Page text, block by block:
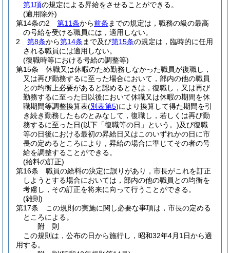
第1項の規定による昇給をさせることができる。
(適用除外)
第14条の2
第11条から前条 までの規定は，職務の級の最高
の号給を受ける職員には，適用しない。
2
第8条から第14条 まで及び第15条の規定は，臨時的に任用
される職員には適用しない。
(復職時等における号給の調整等)
第15条
休職又は休暇のため勤務しなかった職員が復職し，
又は再び勤務するに至った場合において，部内の他の職員
との均衡上必要があると認めるときは，復職し，又は再び
勤務するに至った日以後において休職又は休暇の期間を休
職期間等調整換算表(別表第5)により換算して得た期間を引
き続き勤務したものとみなして，復職し，若しくは再び勤
務するに至った日(以下「復職等の日」という。)及び復職
等の日後における最初の昇給日又はこのいずれかの日に市
長の定めるところにより，昇給の場合に準じてその者の号
給を調整することができる。
(給料の訂正)
第16条
職員の給料の決定に誤りがあり，市長がこれを訂正
しようとする場合においては，部内の他の職員との均衡を
考慮し，その訂正を将来に向って行うことができる。
(雑則)
第17条
この規則の実施に関し必要な事項は，市長の定める
ところによる。
附 則
この規則は，公布の日から施行し，昭和32年4月1日から適
用する。